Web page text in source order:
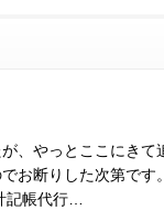
、やっとここにき
お断りした次第で
帳代行…